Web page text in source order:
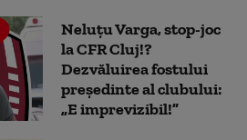
Neluțu Varga, stop-joc
la CFR Cluj!?
Dezvăluirea fostului
președinte al clubului:
„E imprevizibil!”